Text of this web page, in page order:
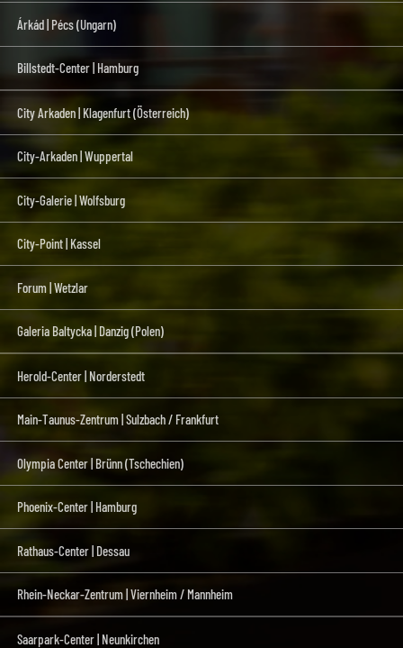
Árkád | Pécs (Ungarn)
Billstedt-Center | Hamburg
City Arkaden | Klagenfurt (Österreich)
City-Arkaden | Wuppertal
City-Galerie | Wolfsburg
City-Point | Kassel
Forum | Wetzlar
Galeria Baltycka | Danzig (Polen)
Herold-Center | Norderstedt
Main-Taunus-Zentrum | Sulzbach / Frankfurt
Olympia Center | Brünn (Tschechien)
Phoenix-Center | Hamburg
Rathaus-Center | Dessau
Rhein-Neckar-Zentrum | Viernheim / Mannheim
Saarpark-Center | Neunkirchen